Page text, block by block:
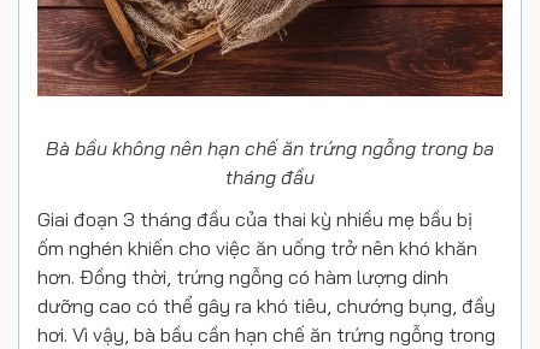
Bà bầu không nên hạn chế ăn trứng ngỗng trong ba
tháng đầu
Giai đoạn 3 tháng đầu của thai kỳ nhiều mẹ bầu bị
ốm nghén khiến cho việc ăn uống trở nên khó khăn
hơn. Đồng thời, trứng ngỗng có hàm lượng dinh
dưỡng cao có thể gây ra khó tiêu, chướng bụng, đầy
hơi. Vì vậy, bà bầu cần hạn chế ăn trứng ngỗng trong